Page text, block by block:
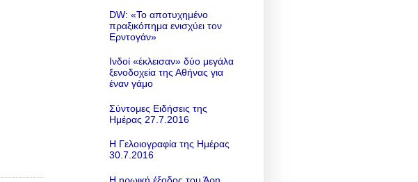
DW: «To αποτυχημένο
πραξικόπημα ενισχύει τον
Ερντογάν»
Ινδοί «έκλεισαν» δύο μεγάλα
ξενοδοχεία της Αθήνας για
έναν γάμο
Σύντομες Ειδήσεις της
Ημέρας 27.7.2016
Η Γελοιογραφία της Ημέρας
30.7.2016